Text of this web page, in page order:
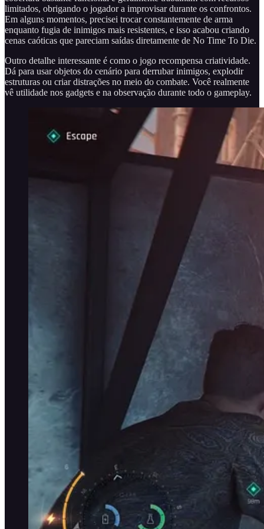
limitados, obrigando o jogador a improvisar durante os confrontos.
Em alguns momentos, precisei trocar constantemente de arma
enquanto fugia de inimigos mais resistentes, e isso acabou criando
cenas caóticas que pareciam saídas diretamente de No Time To Die.
Outro detalhe interessante é como o jogo recompensa criatividade.
Dá para usar objetos do cenário para derrubar inimigos, explodir
estruturas ou criar distrações no meio do combate. Você realmente
vê utilidade nos gadgets e na observação durante todo o gameplay.